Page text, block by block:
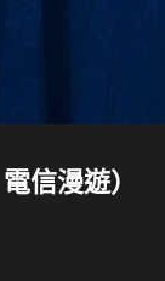
信漫遊）